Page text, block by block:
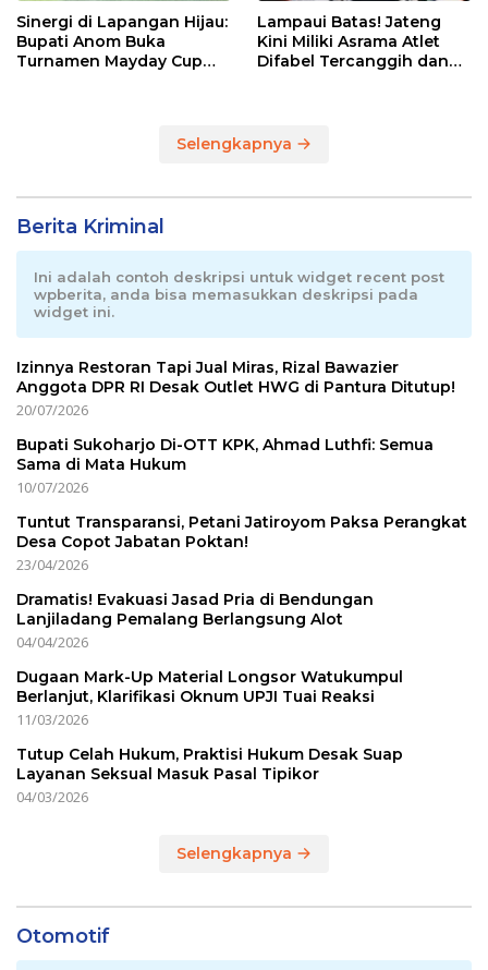
Sinergi di Lapangan Hijau:
Bupati Anom Buka
Turnamen Mayday Cup
Lampaui Batas! Jateng
Kini Miliki Asrama Atlet
Difabel Tercanggih dan
Selengkapnya
Berita Kriminal
Ini adalah contoh deskripsi untuk widget recent post
wpberita, anda bisa memasukkan deskripsi pada
widget ini.
Izinnya Restoran Tapi Jual Miras, Rizal Bawazier
Anggota DPR RI Desak Outlet HWG di Pantura Ditutup!
20/07/2026
Bupati Sukoharjo Di-OTT KPK, Ahmad Luthfi: Semua
Sama di Mata Hukum
10/07/2026
Tuntut Transparansi, Petani Jatiroyom Paksa Perangkat
Desa Copot Jabatan Poktan!
23/04/2026
Dramatis! Evakuasi Jasad Pria di Bendungan
Lanjiladang Pemalang Berlangsung Alot
04/04/2026
Dugaan Mark-Up Material Longsor Watukumpul
Berlanjut, Klarifikasi Oknum UPJI Tuai Reaksi
11/03/2026
Tutup Celah Hukum, Praktisi Hukum Desak Suap
Layanan Seksual Masuk Pasal Tipikor
04/03/2026
Selengkapnya
Otomotif